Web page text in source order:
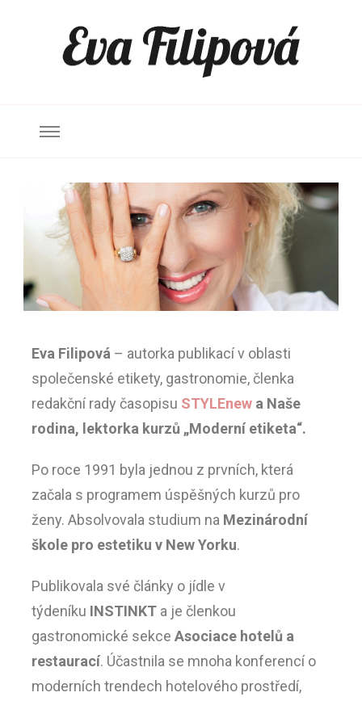
Eva Filipová – autorka publikací v oblasti
společenské etikety, gastronomie, členka
redakční rady časopisu STYLEnew a Naše
rodina, lektorka kurzů „Moderní etiketa“.
Po roce 1991 byla jednou z prvních, která
začala s programem úspěšných kurzů pro
ženy. Absolvovala studium na Mezinárodní
škole pro estetiku v New Yorku.
Publikovala své články o jídle v
týdeníku INSTINKT a je členkou
gastronomické sekce Asociace hotelů a
restaurací. Účastnila se mnoha konferencí o
moderních trendech hotelového prostředí,